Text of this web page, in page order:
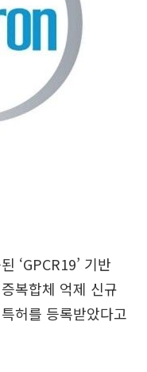
‘GPCR19’ 기반
복합체 억제 신규
허를 등록받았다고